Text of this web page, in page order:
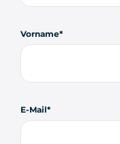
Vorname
E-Mail